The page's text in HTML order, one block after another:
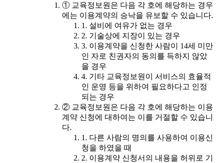
① 교육정보원은 다음 각 호에 해당하는 경우
에는 이용계약의 승낙을 유보할 수 있습니다.
1. 설비에 여유가 없는 경우
2. 기술상에 지장이 있는 경우
3. 이용계약을 신청한 사람이 14세 미만
인 자로 친권자의 동의를 득하지 않았
을 경우
4. 기타 교육정보원이 서비스의 효율적
인 운영 등을 위하여 필요하다고 인정
되는 경우
② 교육정보원은 다음 각 호에 해당하는 이용
계약 신청에 대하여는 이를 거절할 수 있습니
다.
1. 다른 사람의 명의를 사용하여 이용신
청을 하였을 때
2. 이용계약 신청서의 내용을 허위로 기